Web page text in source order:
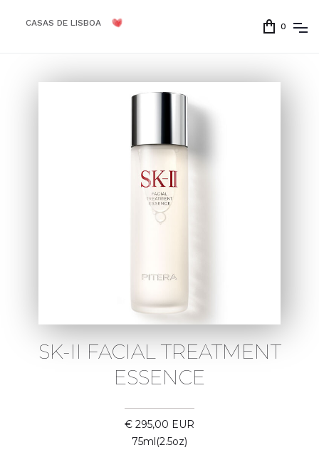
CASAS DE LISBOA 0
SK-II FACIAL TREATMENT
ESSENCE
€ 295,00 EUR
75ml(2.5oz)